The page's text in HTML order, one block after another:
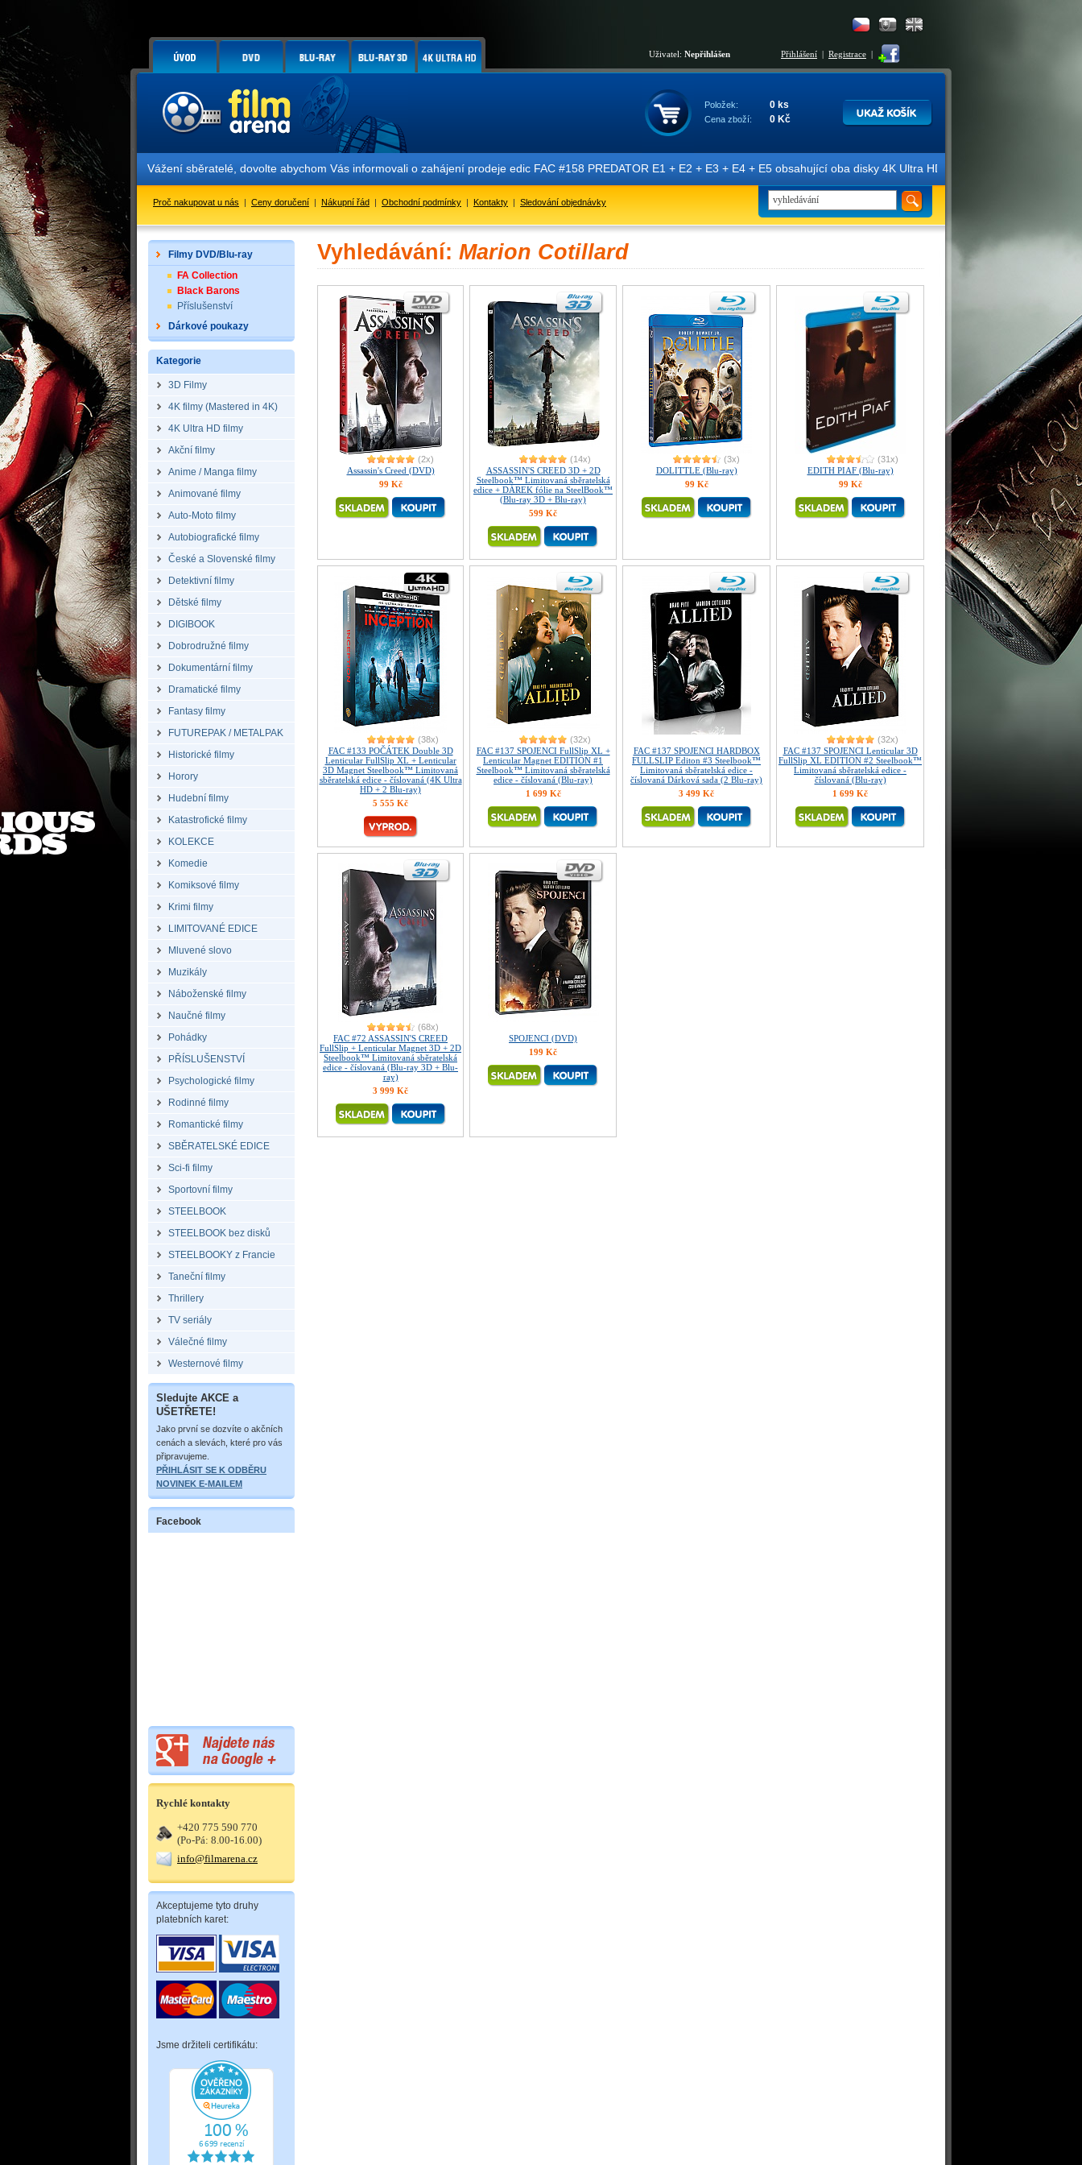
Uživatel: Nepřihlášen Přihlášení | Registrace |
Položek: 0 ks
Cena zboží: 0 Kč
Vážení sběratelé, dovolte abychom Vás informovali o zahájení prodeje edic FAC #158 PREDATOR E1 + E2 + E3 + E4 + E5 obsahující oba disky 4K Ultra HD + Blu-ray 3D/2D.
Proč nakupovat u nás | Ceny doručení | Nákupní řád | Obchodní podmínky | Kontakty | Sledování objednávky
Filmy DVD/Blu-ray
FA Collection
Black Barons
Příslušenství
Dárkové poukazy
Kategorie
3D Filmy
4K filmy (Mastered in 4K)
4K Ultra HD filmy
Akční filmy
Anime / Manga filmy
Animované filmy
Auto-Moto filmy
Autobiografické filmy
České a Slovenské filmy
Detektivní filmy
Dětské filmy
DIGIBOOK
Dobrodružné filmy
Dokumentární filmy
Dramatické filmy
Fantasy filmy
FUTUREPAK / METALPAK
Historické filmy
Horory
Hudební filmy
Katastrofické filmy
KOLEKCE
Komedie
Komiksové filmy
Krimi filmy
LIMITOVANÉ EDICE
Mluvené slovo
Muzikály
Náboženské filmy
Naučné filmy
Pohádky
PŘÍSLUŠENSTVÍ
Psychologické filmy
Rodinné filmy
Romantické filmy
SBĚRATELSKÉ EDICE
Sci-fi filmy
Sportovní filmy
STEELBOOK
STEELBOOK bez disků
STEELBOOKY z Francie
Taneční filmy
Thrillery
TV seriály
Válečné filmy
Westernové filmy
Sledujte AKCE a
UŠETŘETE!
Jako první se dozvíte o akčních
cenách a slevách, které pro vás
připravujeme.
PŘIHLÁSIT SE K ODBĚRU
NOVINEK E-MAILEM
Facebook
Rychlé kontakty
+420 775 590 770
(Po-Pá: 8.00-16.00)
info@filmarena.cz
Akceptujeme tyto druhy
platebních karet:
Jsme držiteli certifikátu:
Vyhledávání: Marion Cotillard
(2x)
Assassin's Creed (DVD)
99 Kč
(14x)
ASSASSIN'S CREED 3D + 2D
Steelbook™ Limitovaná sběratelská
edice + DÁREK fólie na SteelBook™
(Blu-ray 3D + Blu-ray)
599 Kč
(3x)
DOLITTLE (Blu-ray)
99 Kč
(31x)
EDITH PIAF (Blu-ray)
99 Kč
(38x)
FAC #133 POČÁTEK Double 3D
Lenticular FullSlip XL + Lenticular
3D Magnet Steelbook™ Limitovaná
sběratelská edice - číslovaná (4K Ultra
HD + 2 Blu-ray)
5 555 Kč
(32x)
FAC #137 SPOJENCI FullSlip XL +
Lenticular Magnet EDITION #1
Steelbook™ Limitovaná sběratelská
edice - číslovaná (Blu-ray)
1 699 Kč
FAC #137 SPOJENCI HARDBOX
FULLSLIP Editon #3 Steelbook™
Limitovaná sběratelská edice -
číslovaná Dárková sada (2 Blu-ray)
3 499 Kč
(32x)
FAC #137 SPOJENCI Lenticular 3D
FullSlip XL EDITION #2 Steelbook™
Limitovaná sběratelská edice -
číslovaná (Blu-ray)
1 699 Kč
(68x)
FAC #72 ASSASSIN'S CREED
FullSlip + Lenticular Magnet 3D + 2D
Steelbook™ Limitovaná sběratelská
edice - číslovaná (Blu-ray 3D + Blu-
ray)
3 999 Kč
SPOJENCI (DVD)
199 Kč